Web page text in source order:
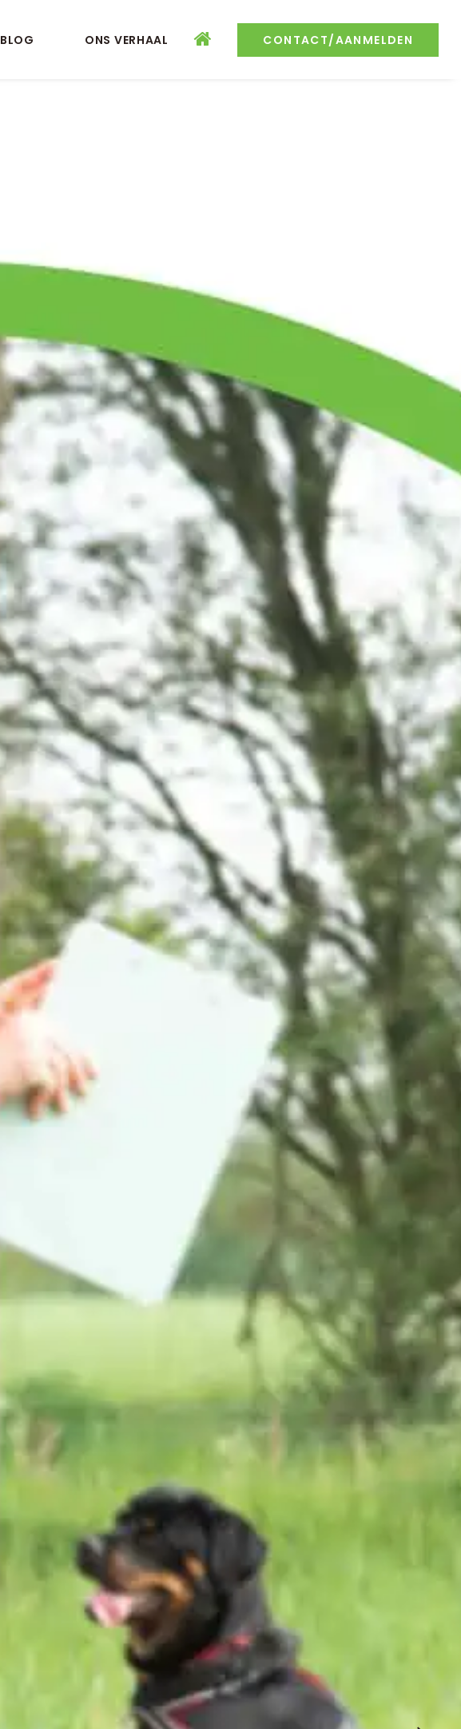
BLOG ONS VERHAAL CONTACT/AANMELDEN